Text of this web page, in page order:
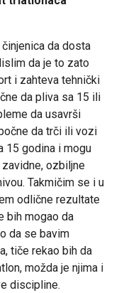
da dosta
da je to zato
i zahteva tehnički
da pliva sa 15 ili
da usavrši
da trči ili vozi
15 godina i mogu
ozbiljne
Takmičim se i u
odlične rezultate
bih mogao da
da se bavim
tiče rekao bih da
možda je njima i
discipline.